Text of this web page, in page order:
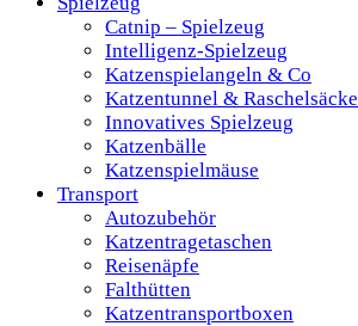
Catnip – Spielzeug
Intelligenz-Spielzeug
Katzenspielangeln & Co
Katzentunnel & Raschelsäcke
Innovatives Spielzeug
Katzenbälle
Katzenspielmäuse
Transport
Autozubehör
Katzentragetaschen
Reisenäpfe
Falthütten
Katzentransportboxen